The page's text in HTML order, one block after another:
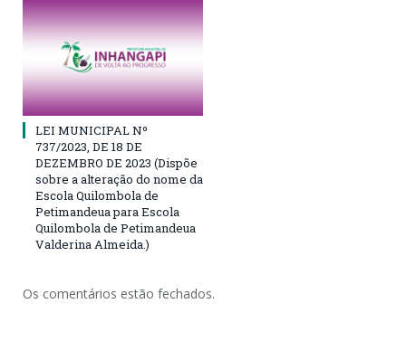
LEI MUNICIPAL Nº
737/2023, DE 18 DE
DEZEMBRO DE 2023 (Dispõe
sobre a alteração do nome da
Escola Quilombola de
Petimandeua para Escola
Quilombola de Petimandeua
Valderina Almeida.)
Os comentários estão fechados.